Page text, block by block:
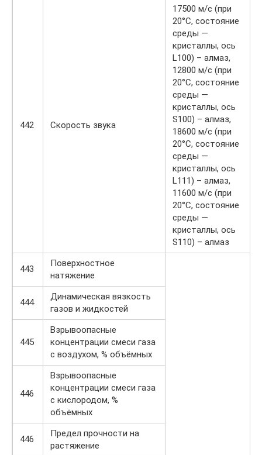
442 Скорость звука
17500 м/с (при
20°C, состояние
среды —
кристаллы, ось
L100) – алмаз,
12800 м/с (при
20°C, состояние
среды —
кристаллы, ось
S100) – алмаз,
18600 м/с (при
20°C, состояние
среды —
кристаллы, ось
L111) – алмаз,
11600 м/с (при
20°C, состояние
среды —
кристаллы, ось
S110) – алмаз
443
Поверхностное
натяжение
444
Динамическая вязкость
газов и жидкостей
445
Взрывоопасные
концентрации смеси газа
с воздухом, % объёмных
446
Взрывоопасные
концентрации смеси газа
с кислородом, %
объёмных
446
Предел прочности на
растяжение